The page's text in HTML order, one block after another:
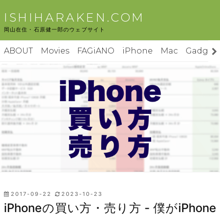
テ
へ
ス
キ
ッ
プ
ISHIHARAKEN.COM
岡山在住・石原健一郎のウェブサイト
ABOUT Movies FAGiANO iPhone Mac Gadgets
投
稿
日:
2017-09-22 2023-10-23
iPhoneの買い方・売り方 - 僕がiPhone